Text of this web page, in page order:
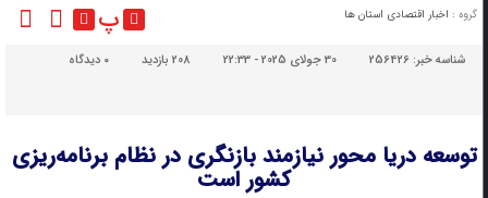
گروه : اخبار اقتصادی استان ها پ
شناسه خبر:256426 30 جولای 2025 - 22:33 208 بازدید دیدگاه
توسعه دریا محور نیازمند بازنگری در نظام برنامه‌ریزی
کشور است